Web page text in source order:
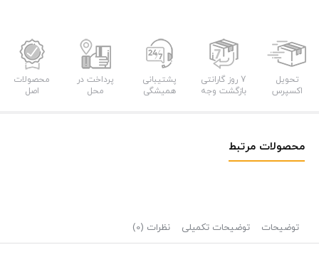
تحویل
اکسپرس
7 روز گارانتی
بازگشت وجه
پشتیبانی
همیشگی
پرداخت در
محل
محصولات
اصل
محصولات مرتبط
توضیحات توضیحات تکمیلی نظرات (0)